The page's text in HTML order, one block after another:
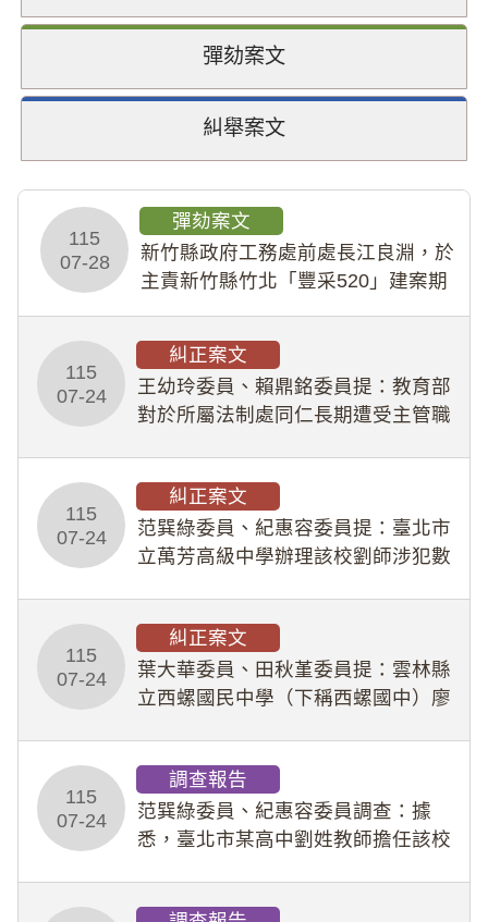
彈劾案文
糾舉案文
115
07-28
彈劾案文
新竹縣政府工務處前處長江良淵，於
主責新竹縣竹北「豐采520」建案期
幣1,483萬餘元，並長期收受建商餽
贈；復罔顧公共安全，圖利默許建商
於停工期間
115
07-24
糾正案文
王幼玲委員、賴鼎銘委員提：教育部
對於所屬法制處同仁長期遭受主管職
人員保障法」及「職業安全衛生法」
所定維護公務人員
115
07-24
糾正案文
范巽綠委員、紀惠容委員提：臺北市
立萬芳高級中學辦理該校劉師涉犯數
業把關與糾錯功能，不僅首份調查報
告漏未審酌師生不
115
07-24
糾正案文
葉大華委員、田秋堇委員提：雲林縣
立西螺國民中學（下稱西螺國中）廖
教羽球隊學生等行為，歷經該校校園
事件處理會議（下
115
07-24
調查報告
范巽綠委員、紀惠容委員調查：據
悉，臺北市某高中劉姓教師擔任該校